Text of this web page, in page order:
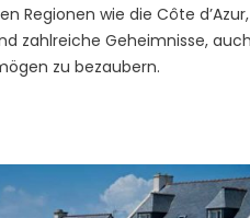
Regionen wie die Côte d’Azur,
zahlreiche Geheimnisse, auch
zu bezaubern.